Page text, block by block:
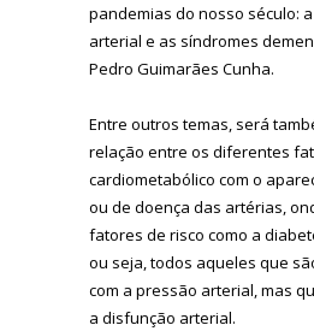
pandemias do nosso século:
arterial e as síndromes
Pedro Guimarães Cunha.
Entre outros temas, será
relação entre os diferentes
cardiometabólico com o
ou de doença das artérias,
fatores de risco como a
ou seja, todos aqueles que
com a pressão arterial, mas
a disfunção arterial.